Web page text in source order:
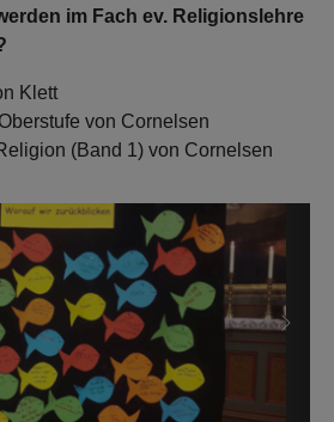
im Fach ev. Religionslehre
Klett
von Cornelsen
(Band 1) von Cornelsen